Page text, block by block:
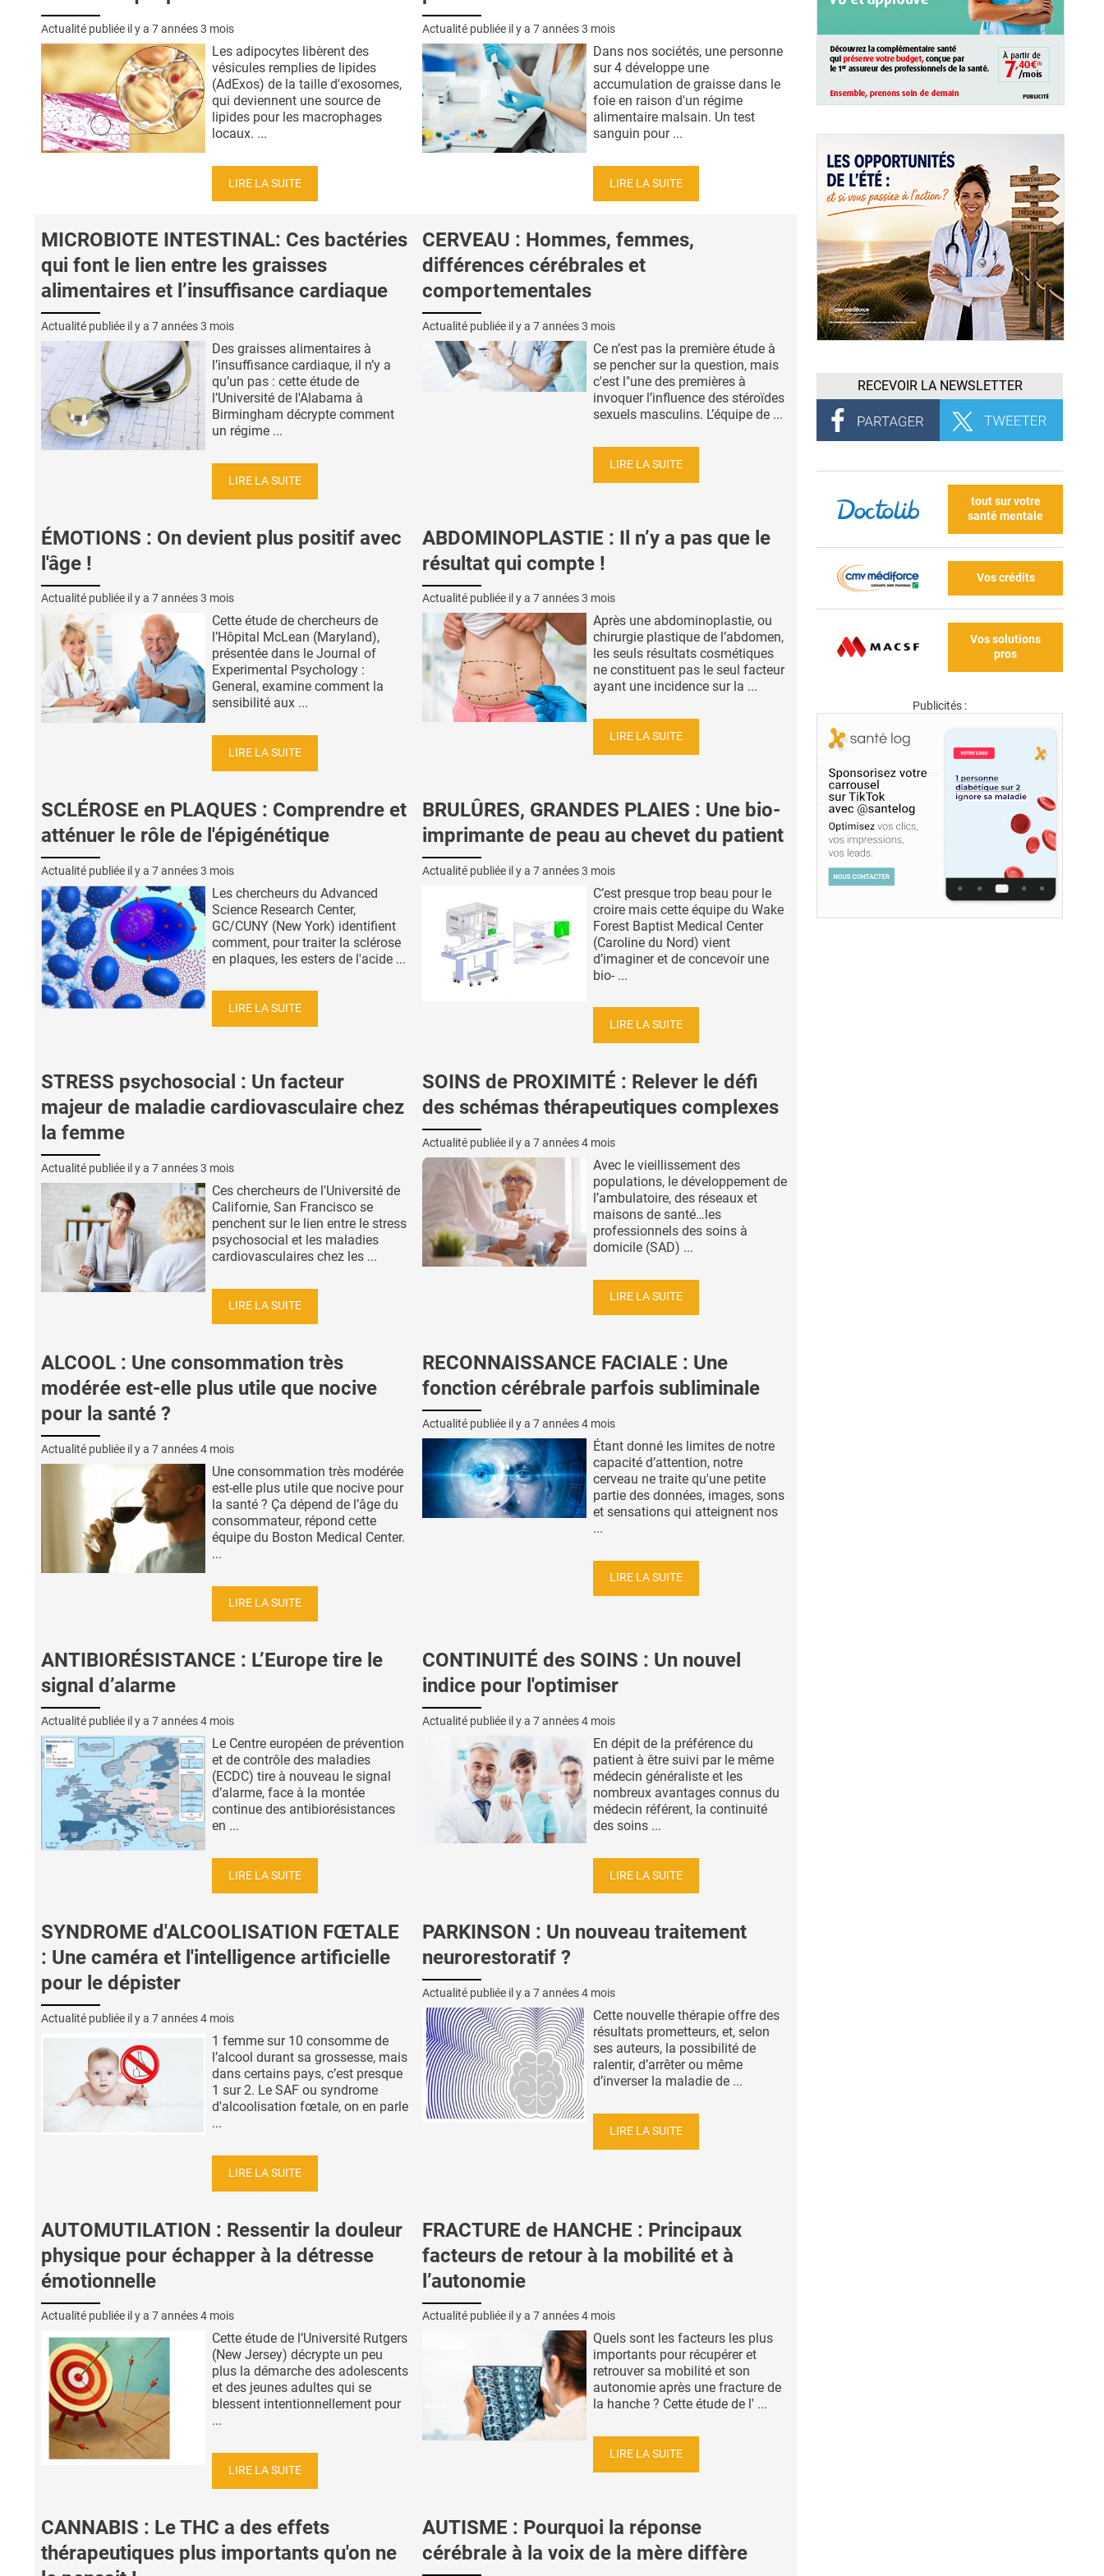
Actualité publiée il y a 7 années 3 mois
Les adipocytes libèrent des
vésicules remplies de lipides
(AdExos) de la taille d'exosomes,
qui deviennent une source de
lipides pour les macrophages
locaux. ...
LIRE LA SUITE
Actualité publiée il y a 7 années 3 mois
Dans nos sociétés, une personne
sur 4 développe une
accumulation de graisse dans le
foie en raison d'un régime
alimentaire malsain. Un test
sanguin pour ...
LIRE LA SUITE
MICROBIOTE INTESTINAL: Ces bactéries
qui font le lien entre les graisses
alimentaires et l’insuffisance cardiaque
Actualité publiée il y a 7 années 3 mois
Des graisses alimentaires à
l’insuffisance cardiaque, il n’y a
qu’un pas : cette étude de
l’Université de l'Alabama à
Birmingham décrypte comment
un régime ...
LIRE LA SUITE
CERVEAU : Hommes, femmes,
différences cérébrales et
comportementales
Actualité publiée il y a 7 années 3 mois
Ce n’est pas la première étude à
se pencher sur la question, mais
c'est l"une des premières à
invoquer l’influence des stéroïdes
sexuels masculins. L’équipe de ...
LIRE LA SUITE
ÉMOTIONS : On devient plus positif avec
l'âge !
Actualité publiée il y a 7 années 3 mois
Cette étude de chercheurs de
l’Hôpital McLean (Maryland),
présentée dans le Journal of
Experimental Psychology :
General, examine comment la
sensibilité aux ...
LIRE LA SUITE
ABDOMINOPLASTIE : Il n’y a pas que le
résultat qui compte !
Actualité publiée il y a 7 années 3 mois
Après une abdominoplastie, ou
chirurgie plastique de l’abdomen,
les seuls résultats cosmétiques
ne constituent pas le seul facteur
ayant une incidence sur la ...
LIRE LA SUITE
SCLÉROSE en PLAQUES : Comprendre et
atténuer le rôle de l'épigénétique
Actualité publiée il y a 7 années 3 mois
Les chercheurs du Advanced
Science Research Center,
GC/CUNY (New York) identifient
comment, pour traiter la sclérose
en plaques, les esters de l'acide ...
LIRE LA SUITE
BRULÛRES, GRANDES PLAIES : Une bio-
imprimante de peau au chevet du patient
Actualité publiée il y a 7 années 3 mois
C’est presque trop beau pour le
croire mais cette équipe du Wake
Forest Baptist Medical Center
(Caroline du Nord) vient
d’imaginer et de concevoir une
bio- ...
LIRE LA SUITE
STRESS psychosocial : Un facteur
majeur de maladie cardiovasculaire chez
la femme
Actualité publiée il y a 7 années 3 mois
Ces chercheurs de l'Université de
Californie, San Francisco se
penchent sur le lien entre le stress
psychosocial et les maladies
cardiovasculaires chez les ...
LIRE LA SUITE
SOINS de PROXIMITÉ : Relever le défi
des schémas thérapeutiques complexes
Actualité publiée il y a 7 années 4 mois
Avec le vieillissement des
populations, le développement de
l’ambulatoire, des réseaux et
maisons de santé…les
professionnels des soins à
domicile (SAD) ...
LIRE LA SUITE
ALCOOL : Une consommation très
modérée est-elle plus utile que nocive
pour la santé ?
Actualité publiée il y a 7 années 4 mois
Une consommation très modérée
est-elle plus utile que nocive pour
la santé ? Ça dépend de l’âge du
consommateur, répond cette
équipe du Boston Medical Center.
...
LIRE LA SUITE
RECONNAISSANCE FACIALE : Une
fonction cérébrale parfois subliminale
Actualité publiée il y a 7 années 4 mois
Étant donné les limites de notre
capacité d’attention, notre
cerveau ne traite qu'une petite
partie des données, images, sons
et sensations qui atteignent nos
...
LIRE LA SUITE
ANTIBIORÉSISTANCE : L’Europe tire le
signal d’alarme
Actualité publiée il y a 7 années 4 mois
Le Centre européen de prévention
et de contrôle des maladies
(ECDC) tire à nouveau le signal
d’alarme, face à la montée
continue des antibiorésistances
en ...
LIRE LA SUITE
CONTINUITÉ des SOINS : Un nouvel
indice pour l'optimiser
Actualité publiée il y a 7 années 4 mois
En dépit de la préférence du
patient à être suivi par le même
médecin généraliste et les
nombreux avantages connus du
médecin référent, la continuité
des soins ...
LIRE LA SUITE
SYNDROME d'ALCOOLISATION FŒTALE
: Une caméra et l'intelligence artificielle
pour le dépister
Actualité publiée il y a 7 années 4 mois
1 femme sur 10 consomme de
l’alcool durant sa grossesse, mais
dans certains pays, c’est presque
1 sur 2. Le SAF ou syndrome
d'alcoolisation fœtale, on en parle
...
LIRE LA SUITE
PARKINSON : Un nouveau traitement
neurorestoratif ?
Actualité publiée il y a 7 années 4 mois
Cette nouvelle thérapie offre des
résultats prometteurs, et, selon
ses auteurs, la possibilité de
ralentir, d’arrêter ou même
d’inverser la maladie de ...
LIRE LA SUITE
AUTOMUTILATION : Ressentir la douleur
physique pour échapper à la détresse
émotionnelle
Actualité publiée il y a 7 années 4 mois
Cette étude de l’Université Rutgers
(New Jersey) décrypte un peu
plus la démarche des adolescents
et des jeunes adultes qui se
blessent intentionnellement pour
...
LIRE LA SUITE
FRACTURE de HANCHE : Principaux
facteurs de retour à la mobilité et à
l’autonomie
Actualité publiée il y a 7 années 4 mois
Quels sont les facteurs les plus
importants pour récupérer et
retrouver sa mobilité et son
autonomie après une fracture de
la hanche ? Cette étude de l' ...
LIRE LA SUITE
CANNABIS : Le THC a des effets
thérapeutiques plus importants qu'on ne
AUTISME : Pourquoi la réponse
cérébrale à la voix de la mère diffère
RECEVOIR LA NEWSLETTER
tout sur votre
santé mentale
Vos crédits
Vos solutions
pros
Publicités :